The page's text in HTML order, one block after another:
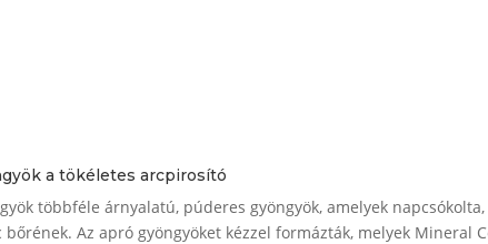
a tökéletes arcpirosító
többféle árnyalatú, púderes gyöngyök, amelyek
Az apró gyöngyöket kézzel formázták, melyek Mineral